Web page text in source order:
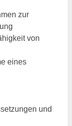
zur
von
eines
und